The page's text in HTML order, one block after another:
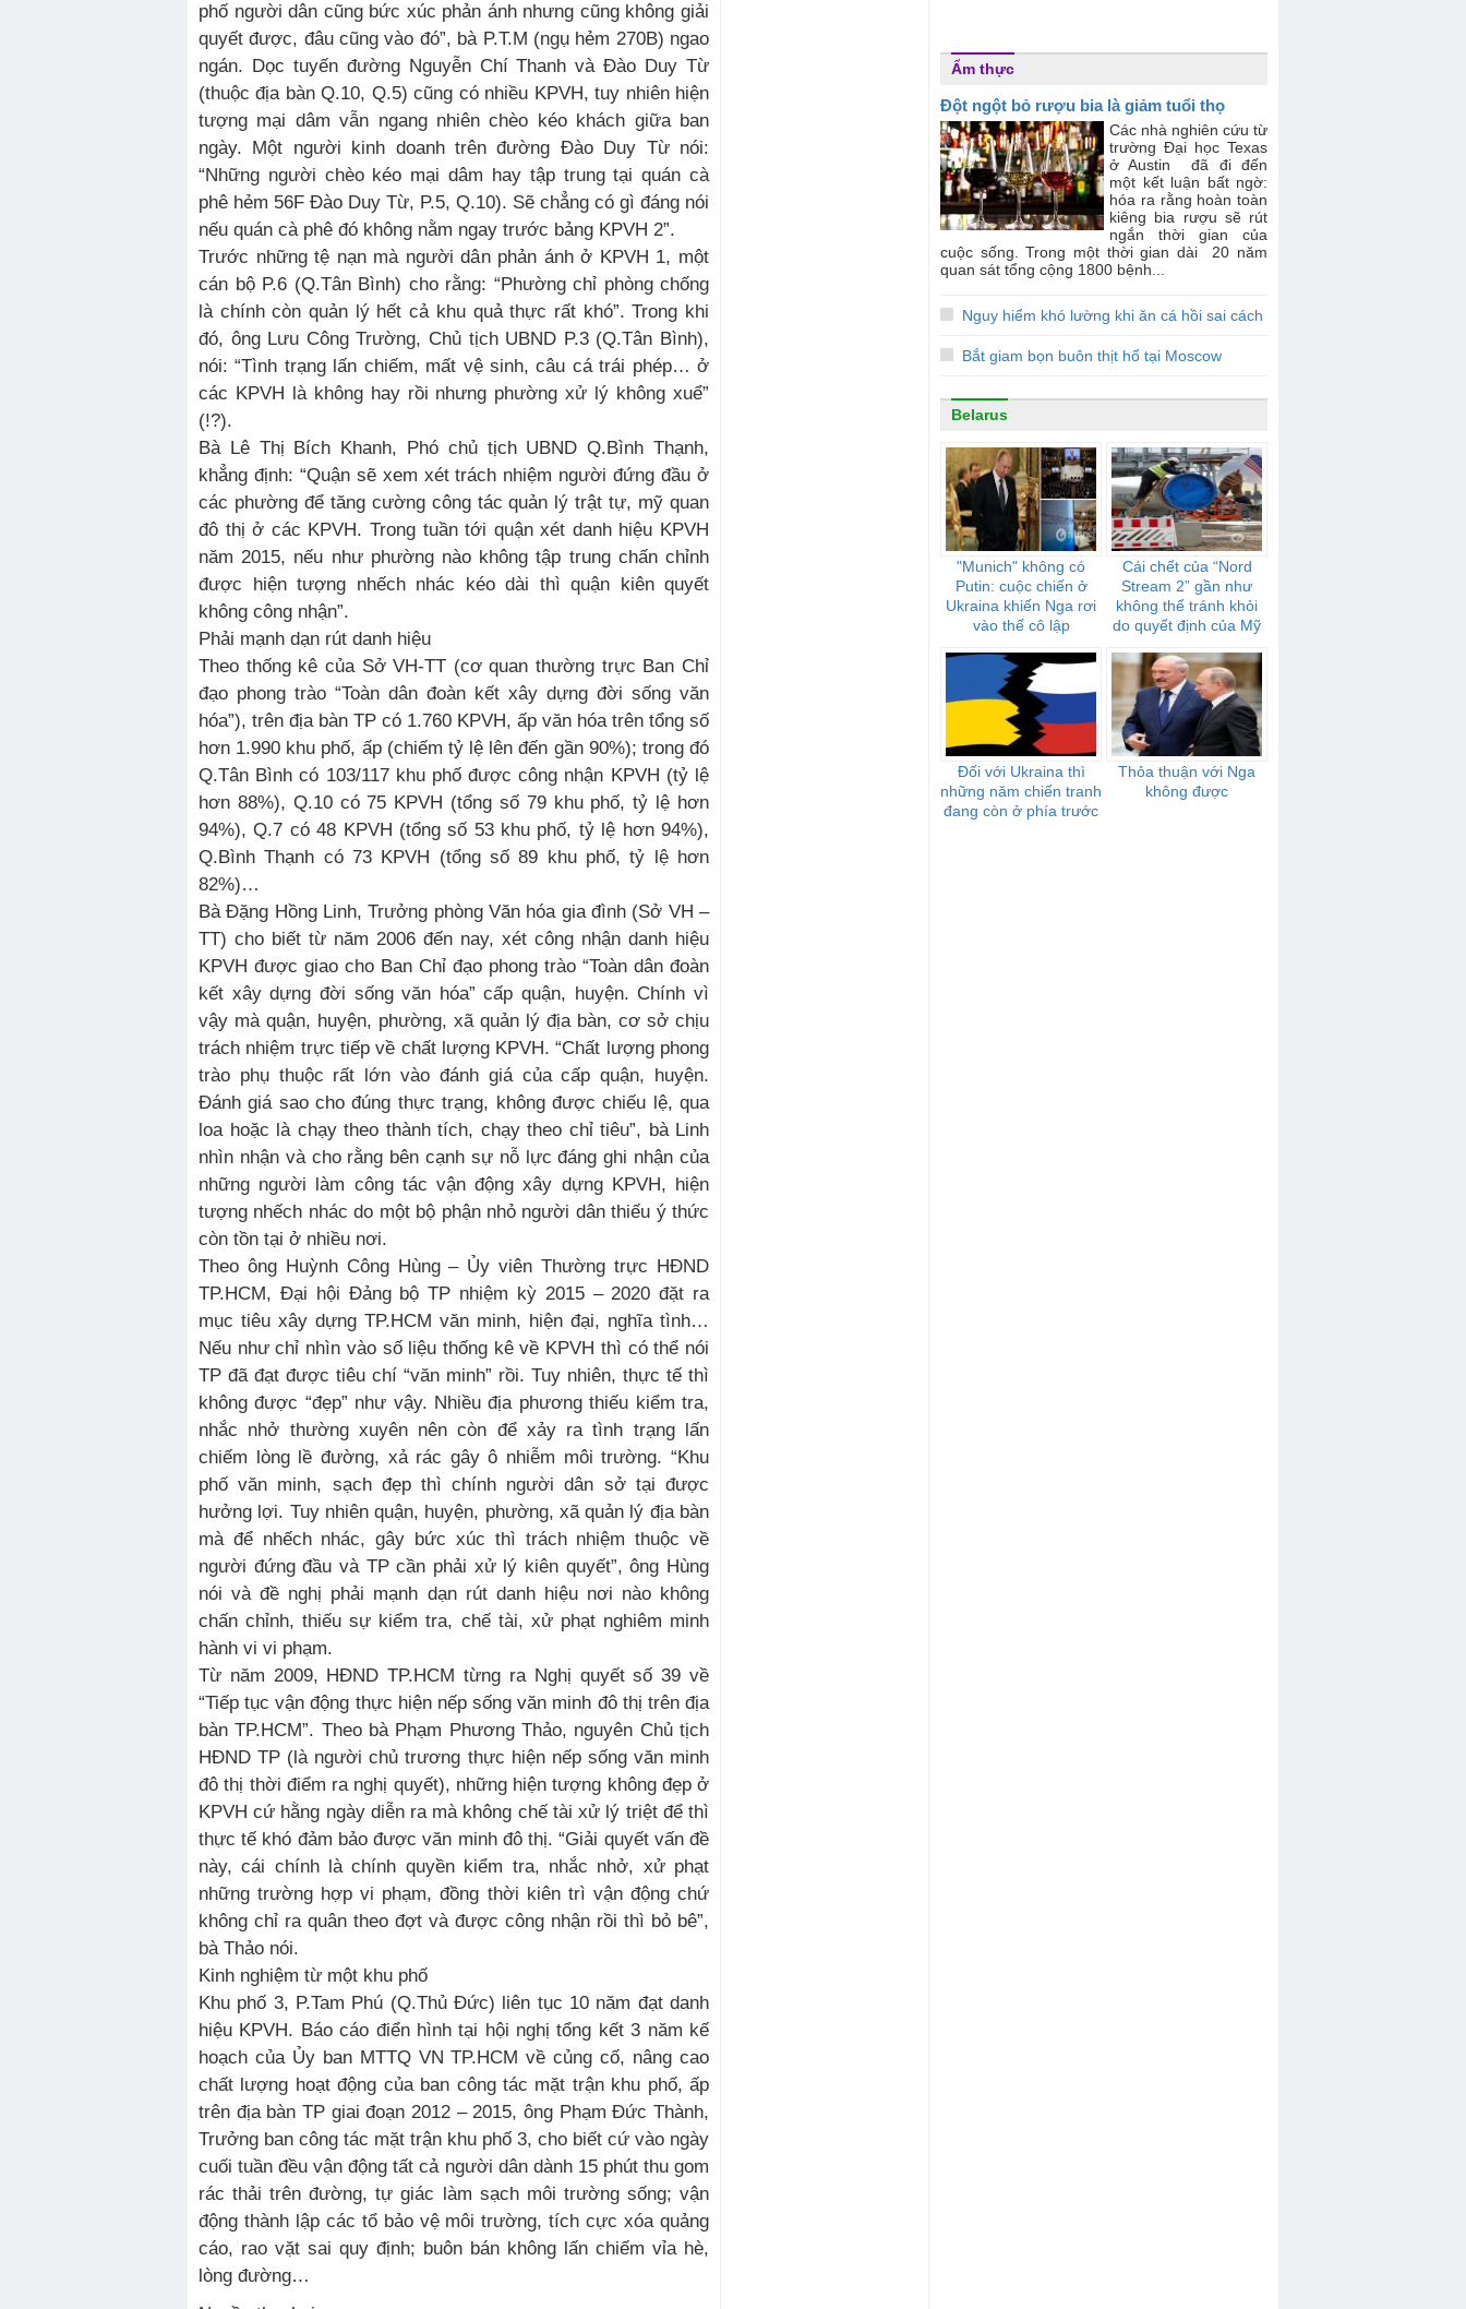
phố người dân cũng bức xúc phản ánh nhưng cũng không giải
quyết được, đâu cũng vào đó”, bà P.T.M (ngụ hẻm 270B) ngao
ngán. Dọc tuyến đường Nguyễn Chí Thanh và Đào Duy Từ
(thuộc địa bàn Q.10, Q.5) cũng có nhiều KPVH, tuy nhiên hiện
tượng mại dâm vẫn ngang nhiên chèo kéo khách giữa ban
ngày. Một người kinh doanh trên đường Đào Duy Từ nói:
“Những người chèo kéo mại dâm hay tập trung tại quán cà
phê hẻm 56F Đào Duy Từ, P.5, Q.10). Sẽ chẳng có gì đáng nói
nếu quán cà phê đó không nằm ngay trước bảng KPVH 2”.
Trước những tệ nạn mà người dân phản ánh ở KPVH 1, một
cán bộ P.6 (Q.Tân Bình) cho rằng: “Phường chỉ phòng chống
là chính còn quản lý hết cả khu quả thực rất khó”. Trong khi
đó, ông Lưu Công Trường, Chủ tịch UBND P.3 (Q.Tân Bình),
nói: “Tình trạng lấn chiếm, mất vệ sinh, câu cá trái phép… ở
các KPVH là không hay rồi nhưng phường xử lý không xuể”
(!?).
Bà Lê Thị Bích Khanh, Phó chủ tịch UBND Q.Bình Thạnh,
khẳng định: “Quận sẽ xem xét trách nhiệm người đứng đầu ở
các phường để tăng cường công tác quản lý trật tự, mỹ quan
đô thị ở các KPVH. Trong tuần tới quận xét danh hiệu KPVH
năm 2015, nếu như phường nào không tập trung chấn chỉnh
được hiện tượng nhếch nhác kéo dài thì quận kiên quyết
không công nhận”.
Phải mạnh dạn rút danh hiệu
Theo thống kê của Sở VH-TT (cơ quan thường trực Ban Chỉ
đạo phong trào “Toàn dân đoàn kết xây dựng đời sống văn
hóa”), trên địa bàn TP có 1.760 KPVH, ấp văn hóa trên tổng số
hơn 1.990 khu phố, ấp (chiếm tỷ lệ lên đến gần 90%); trong đó
Q.Tân Bình có 103/117 khu phố được công nhận KPVH (tỷ lệ
hơn 88%), Q.10 có 75 KPVH (tổng số 79 khu phố, tỷ lệ hơn
94%), Q.7 có 48 KPVH (tổng số 53 khu phố, tỷ lệ hơn 94%),
Q.Bình Thạnh có 73 KPVH (tổng số 89 khu phố, tỷ lệ hơn
82%)…
Bà Đặng Hồng Linh, Trưởng phòng Văn hóa gia đình (Sở VH –
TT) cho biết từ năm 2006 đến nay, xét công nhận danh hiệu
KPVH được giao cho Ban Chỉ đạo phong trào “Toàn dân đoàn
kết xây dựng đời sống văn hóa” cấp quận, huyện. Chính vì
vậy mà quận, huyện, phường, xã quản lý địa bàn, cơ sở chịu
trách nhiệm trực tiếp về chất lượng KPVH. “Chất lượng phong
trào phụ thuộc rất lớn vào đánh giá của cấp quận, huyện.
Đánh giá sao cho đúng thực trạng, không được chiếu lệ, qua
loa hoặc là chạy theo thành tích, chạy theo chỉ tiêu”, bà Linh
nhìn nhận và cho rằng bên cạnh sự nỗ lực đáng ghi nhận của
những người làm công tác vận động xây dựng KPVH, hiện
tượng nhếch nhác do một bộ phận nhỏ người dân thiếu ý thức
còn tồn tại ở nhiều nơi.
Theo ông Huỳnh Công Hùng – Ủy viên Thường trực HĐND
TP.HCM, Đại hội Đảng bộ TP nhiệm kỳ 2015 – 2020 đặt ra
mục tiêu xây dựng TP.HCM văn minh, hiện đại, nghĩa tình…
Nếu như chỉ nhìn vào số liệu thống kê về KPVH thì có thể nói
TP đã đạt được tiêu chí “văn minh” rồi. Tuy nhiên, thực tế thì
không được “đẹp” như vậy. Nhiều địa phương thiếu kiểm tra,
nhắc nhở thường xuyên nên còn để xảy ra tình trạng lấn
chiếm lòng lề đường, xả rác gây ô nhiễm môi trường. “Khu
phố văn minh, sạch đẹp thì chính người dân sở tại được
hưởng lợi. Tuy nhiên quận, huyện, phường, xã quản lý địa bàn
mà để nhếch nhác, gây bức xúc thì trách nhiệm thuộc về
người đứng đầu và TP cần phải xử lý kiên quyết”, ông Hùng
nói và đề nghị phải mạnh dạn rút danh hiệu nơi nào không
chấn chỉnh, thiếu sự kiểm tra, chế tài, xử phạt nghiêm minh
hành vi vi phạm.
Từ năm 2009, HĐND TP.HCM từng ra Nghị quyết số 39 về
“Tiếp tục vận động thực hiện nếp sống văn minh đô thị trên địa
bàn TP.HCM”. Theo bà Phạm Phương Thảo, nguyên Chủ tịch
HĐND TP (là người chủ trương thực hiện nếp sống văn minh
đô thị thời điểm ra nghị quyết), những hiện tượng không đẹp ở
KPVH cứ hằng ngày diễn ra mà không chế tài xử lý triệt để thì
thực tế khó đảm bảo được văn minh đô thị. “Giải quyết vấn đề
này, cái chính là chính quyền kiểm tra, nhắc nhở, xử phạt
những trường hợp vi phạm, đồng thời kiên trì vận động chứ
không chỉ ra quân theo đợt và được công nhận rồi thì bỏ bê”,
bà Thảo nói.
Kinh nghiệm từ một khu phố
Khu phố 3, P.Tam Phú (Q.Thủ Đức) liên tục 10 năm đạt danh
hiệu KPVH. Báo cáo điển hình tại hội nghị tổng kết 3 năm kế
hoạch của Ủy ban MTTQ VN TP.HCM về củng cố, nâng cao
chất lượng hoạt động của ban công tác mặt trận khu phố, ấp
trên địa bàn TP giai đoạn 2012 – 2015, ông Phạm Đức Thành,
Trưởng ban công tác mặt trận khu phố 3, cho biết cứ vào ngày
cuối tuần đều vận động tất cả người dân dành 15 phút thu gom
rác thải trên đường, tự giác làm sạch môi trường sống; vận
động thành lập các tổ bảo vệ môi trường, tích cực xóa quảng
cáo, rao vặt sai quy định; buôn bán không lấn chiếm vỉa hè,
lòng đường…
Ẩm thực
Đột ngột bỏ rượu bia là giảm tuổi thọ
Các nhà nghiên cứu từ
trường Đại học Texas
ở Austin đã đi đến
một kết luận bất ngờ:
hóa ra rằng hoàn toàn
kiêng bia rượu sẽ rút
ngắn thời gian của
cuộc sống. Trong một thời gian dài 20 năm
quan sát tổng cộng 1800 bệnh...
Nguy hiểm khó lường khi ăn cá hồi sai cách
Bắt giam bọn buôn thịt hổ tại Moscow
Belarus
"Munich" không có
Putin: cuộc chiến ở
Ukraina khiến Nga rơi
vào thế cô lập
Cái chết của “Nord
Stream 2” gần như
không thể tránh khỏi
do quyết định của Mỹ
Đối với Ukraina thì
những năm chiến tranh
đang còn ở phía trước
Thỏa thuận với Nga
không được